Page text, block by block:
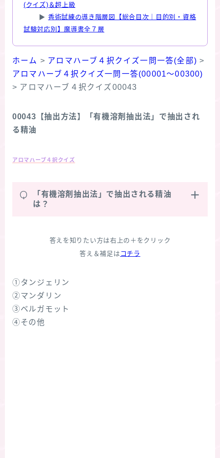
(クイズ)＆超上級
▶ 香術試練の導き階層図【総合目次｜目的別・資格
試験対応別】魔導書全７層
ホーム > アロマハーブ４択クイズ一問一答(全部) >
アロマハーブ４択クイズ一問一答(00001～00300)
> アロマハーブ４択クイズ00043
00043【抽出方法】「有機溶剤抽出法」で抽出され
る精油
アロマハーブ４択クイズ
Q
「有機溶剤抽出法」で抽出される精油
は？
答えを知りたい方は右上の＋をクリック
答え＆補足は コチラ
①タンジェリン
②マンダリン
③ベルガモット
④その他